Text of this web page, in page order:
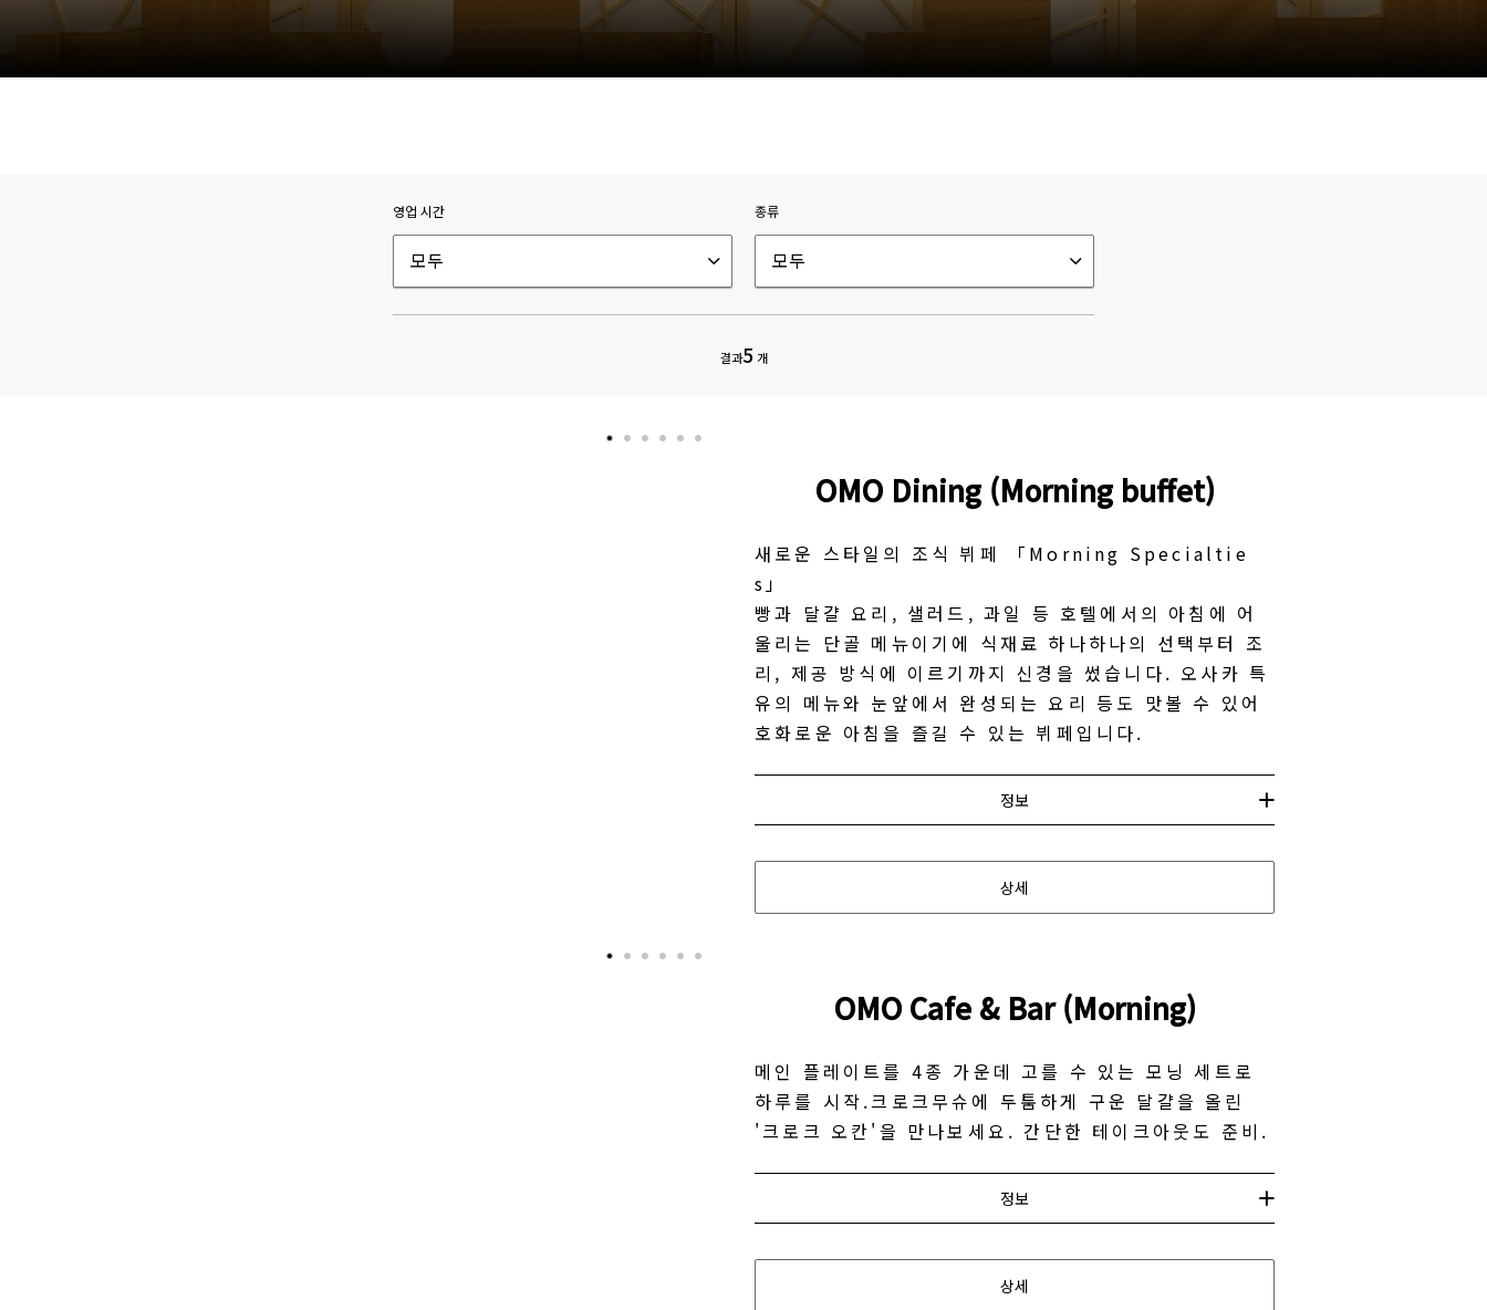
영업 시간
모두
종류
모두
결과5개
OMO Dining (Morning buffet)
새로운 스타일의 조식 뷔페 「Morning Specialtie
s」
빵과 달걀 요리, 샐러드, 과일 등 호텔에서의 아침에 어
울리는 단골 메뉴이기에 식재료 하나하나의 선택부터 조
리, 제공 방식에 이르기까지 신경을 썼습니다. 오사카 특
유의 메뉴와 눈앞에서 완성되는 요리 등도 맛볼 수 있어
호화로운 아침을 즐길 수 있는 뷔페입니다.
정보
상세
OMO Cafe & Bar (Morning)
메인 플레이트를 4종 가운데 고를 수 있는 모닝 세트로
하루를 시작.크로크무슈에 두툼하게 구운 달걀을 올린
'크로크 오칸'을 만나보세요. 간단한 테이크아웃도 준비.
정보
상세